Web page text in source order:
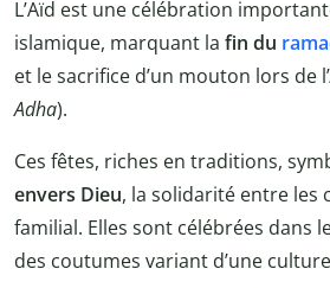
L’Aïd est une célébration
islamique, marquant la fin du
et le sacrifice d’un mouton lors de l’
Adha).
Ces fêtes, riches en traditions,
envers Dieu, la solidarité entre les
familial. Elles sont célébrées dans
des coutumes variant d’une